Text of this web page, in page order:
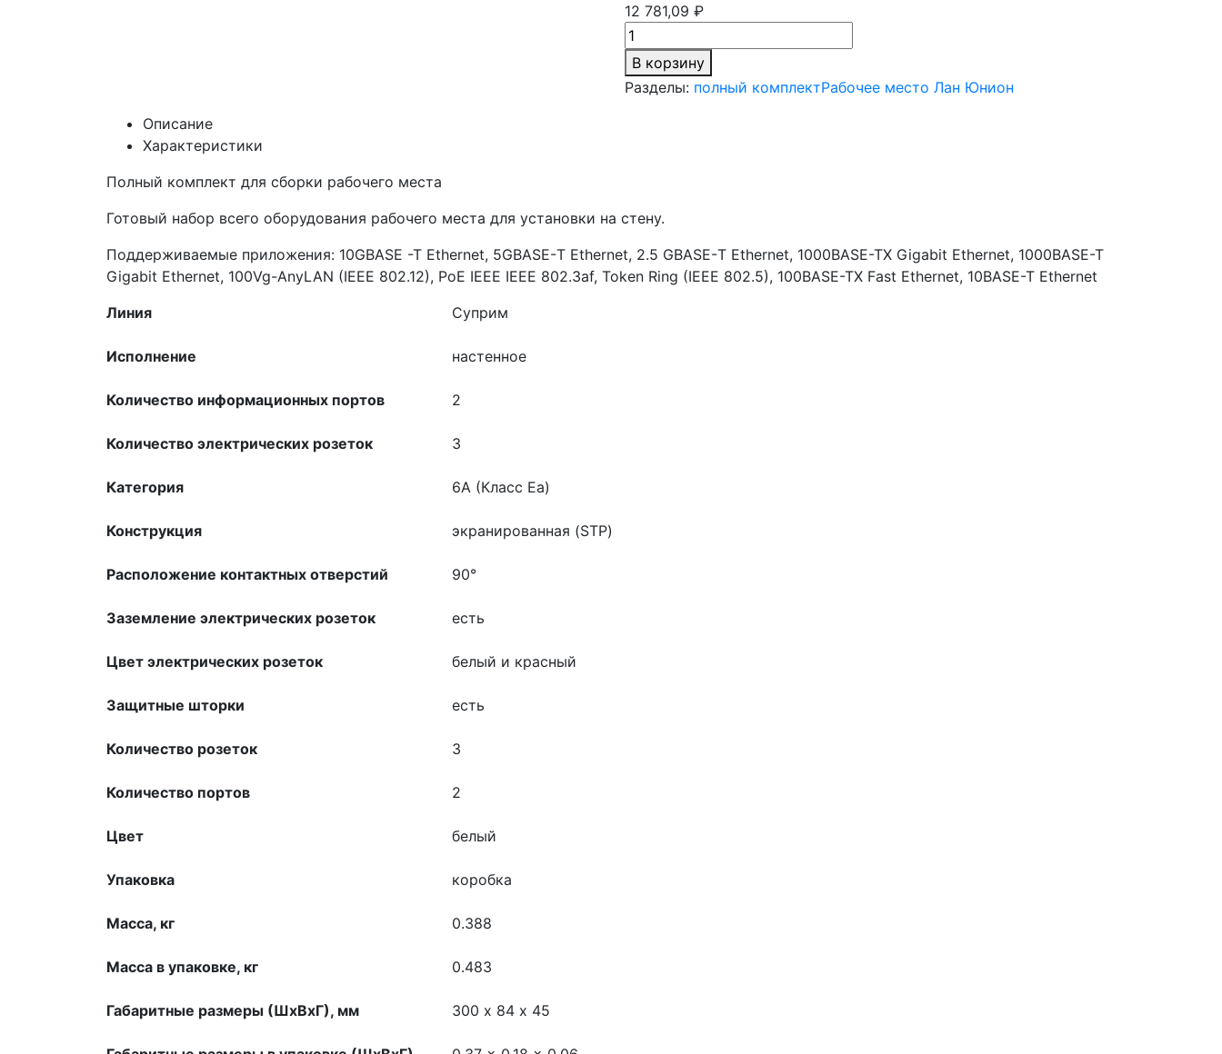
12 781,09 ₽
В корзину
Разделы: полный комплектРабочее место Лан Юнион
Описание
Характеристики
Полный комплект для сборки рабочего места
Готовый набор всего оборудования рабочего места для установки на стену.
Поддерживаемые приложения: 10GBASE -T Ethernet, 5GBASE-Т Ethernet, 2.5 GBASE-Т Ethernet, 1000BASE-TX Gigabit Ethernet, 1000BASE-T
Gigabit Ethernet, 100Vg-AnyLAN (IEEE 802.12), PoE IEEE IEEE 802.3af, Token Ring (IEEE 802.5), 100BASE-TX Fast Ethernet, 10BASE-T Ethernet
Линия
Суприм
Исполнение настенное
Количество информационных портов 2
Количество электрических розеток 3
Категория 6A (Класс Ea)
Конструкция экранированная (STP)
Расположение контактных отверстий 90°
Заземление электрических розеток есть
Цвет электрических розеток белый и красный
Защитные шторки есть
Количество розеток 3
Количество портов 2
Цвет белый
Упаковка коробка
Масса, кг 0.388
Масса в упаковке, кг 0.483
Габаритные размеры (ШхВхГ), мм 300 х 84 х 45